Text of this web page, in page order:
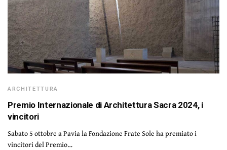
ARCHITETTURA
Premio Internazionale di Architettura Sacra 2024, i
vincitori
Sabato 5 ottobre a Pavia la Fondazione Frate Sole ha premiato i
vincitori del Premio…